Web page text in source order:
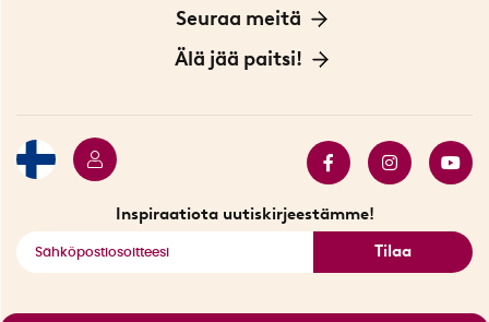
Yksityisyydensuoja
Sopimusehdot
Meistä
Myymälä Tukholmassa
Seuraa meitä
Innovaattoriblogi
Älä jää paitsi!
Inspiraatiota uutiskirjeestämme!
Tilaa